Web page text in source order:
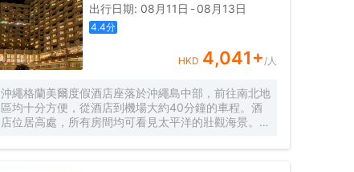
出行日期: 08月11日 -08月13日
4.4分
HKD 4,041+/人
沖繩格蘭美爾度假酒店座落於沖繩島中部，前往南北地
區均十分方便，從酒店到機場大約40分鐘的車程。酒
店位居高處，所有房間均可看見太平洋的壯觀海景。日
設施齊全的寬敞客房，全客房配備寬帶上網，免費衞星